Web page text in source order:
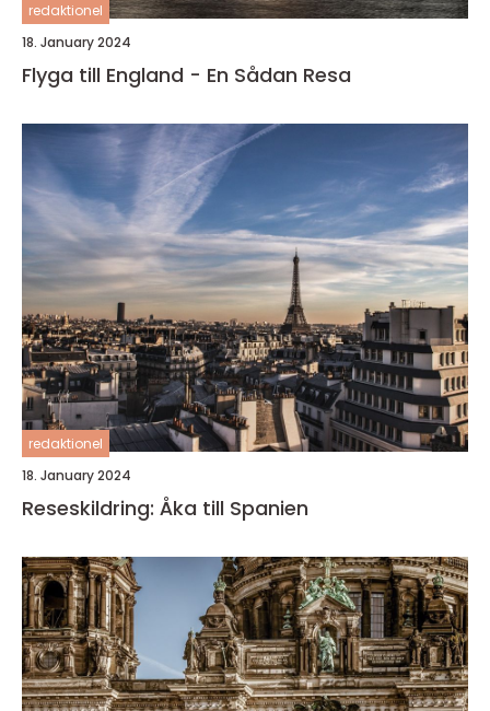
redaktionel
18. January 2024
Flyga till England - En Sådan Resa
redaktionel
18. January 2024
Reseskildring: Åka till Spanien